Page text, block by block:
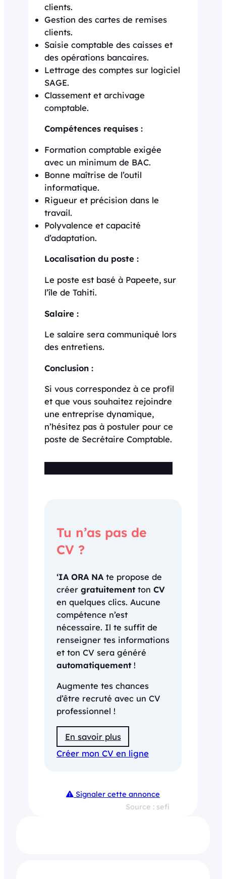
clients.
Gestion des cartes de remises
clients.
Saisie comptable des caisses et
des opérations bancaires.
Lettrage des comptes sur logiciel
SAGE.
Classement et archivage
comptable.
Compétences requises :
Formation comptable exigée
avec un minimum de BAC.
Bonne maîtrise de l’outil
informatique.
Rigueur et précision dans le
travail.
Polyvalence et capacité
d’adaptation.
Localisation du poste :
Le poste est basé à Papeete, sur
l’île de Tahiti.
Salaire :
Le salaire sera communiqué lors
des entretiens.
Conclusion :
Si vous correspondez à ce profil
et que vous souhaitez rejoindre
une entreprise dynamique,
n’hésitez pas à postuler pour ce
poste de Secrétaire Comptable.
Tu n’as pas de
CV ?
‘IA ORA NA te propose de
créer gratuitementton CV
en quelques clics. Aucune
compétence n’est
nécessaire. Il te suffit de
renseigner tes informations
et ton CV sera généré
automatiquement!
Augmente tes chances
d’être recruté avec un CV
professionnel !
En savoir plus
Créer mon CV en ligne
Signaler cette annonce
Source : sefi